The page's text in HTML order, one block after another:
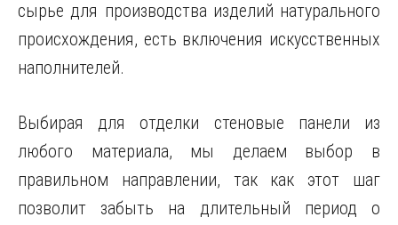
сырье для производства изделий натурального
происхождения, есть включения искусственных
наполнителей.
Выбирая для отделки стеновые панели из
любого материала, мы делаем выбор в
правильном направлении, так как этот шаг
позволит забыть на длительный период о